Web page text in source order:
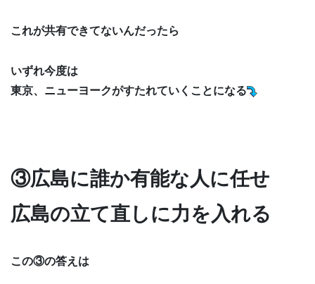
これが共有できてないんだったら
いずれ今度は
東京、ニューヨークがすたれていくことになる
③広島に誰か有能な人に任せ
広島の立て直しに力を入れる
この③の答えは